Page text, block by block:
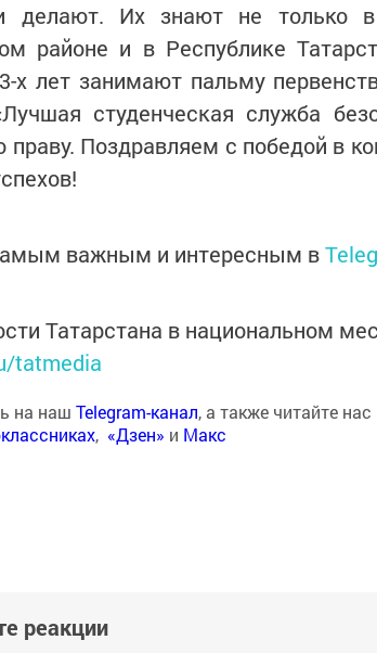
делают. Их знают не только
районе и в Республике
х лет занимают пальму
студенческая служба
праву. Поздравляем с победой в
важным и интересным в
Татарстана в национальном
tatmedia
на наш Telegram-канал, а также читайте нас
, «Дзен» и Макс
реакции